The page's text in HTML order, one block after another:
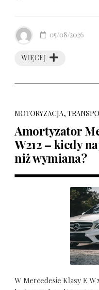
WIĘCEJ
05/08/2026
MOTORYZACJA,
Amortyzator
W212 – kiedy
niż wymiana?
W Mercedesie Klasy E